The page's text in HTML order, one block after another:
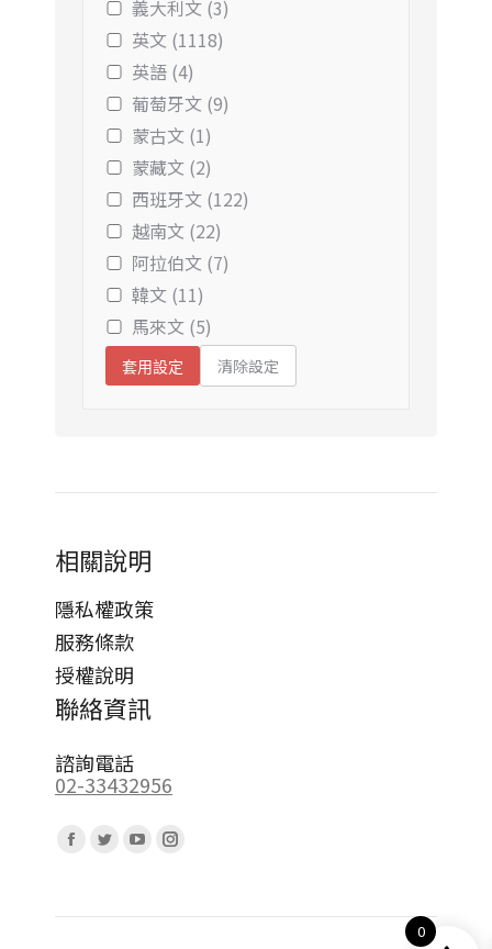
義大利文 (3)
英文 (1118)
英語 (4)
葡萄牙文 (9)
蒙古文 (1)
蒙藏文 (2)
西班牙文 (122)
越南文 (22)
阿拉伯文 (7)
韓文 (11)
馬來文 (5)
套用設定 清除設定
相關說明
隱私權政策
服務條款
授權說明
聯絡資訊
諮詢電話
02-33432956
Facebook
opens
Twitter
opens
YouTube
opens
Instagram
opens
0